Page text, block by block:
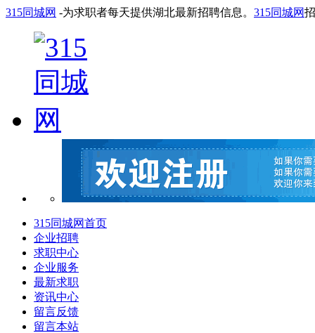
315同城网 -为求职者每天提供湖北最新招聘信息。 315同城网
315同城网首页
企业招聘
求职中心
企业服务
最新求职
资讯中心
留言反馈
留言本站